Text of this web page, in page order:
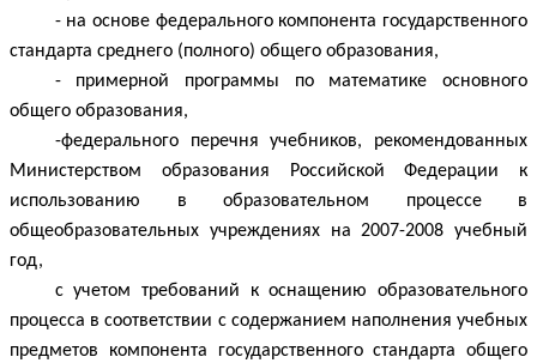
- на основе федерального компонента государственного
стандарта среднего (полного) общего образования,
- примерной программы по математике основного
общего образования,
-федерального перечня учебников, рекомендованных
Министерством образования Российской Федерации к
использованию в образовательном процессе в
общеобразовательных учреждениях на 2007-2008 учебный
год,
с учетом требований к оснащению образовательного
процесса в соответствии с содержанием наполнения учебных
предметов компонента государственного стандарта общего